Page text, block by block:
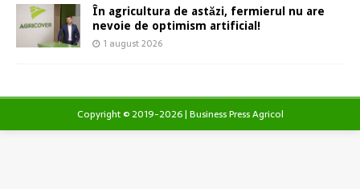
În agricultura de astăzi, fermierul nu are
nevoie de optimism artificial!
1 august 2026
Copyright © 2019-2026 | Business Press Agricol